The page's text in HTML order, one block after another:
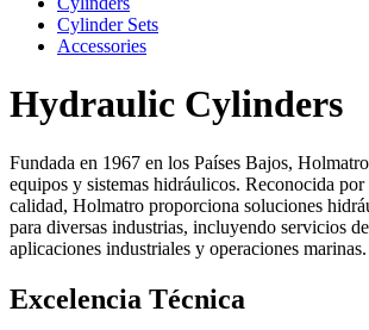
Cylinder Sets
Accessories
Hydraulic Cylinders
Fundada en 1967 en los Países Bajos,
equipos y sistemas hidráulicos. Reconocida
calidad, Holmatro proporciona soluciones
para diversas industrias, incluyendo servicios
aplicaciones industriales y operaciones marinas.
Excelencia Técnica